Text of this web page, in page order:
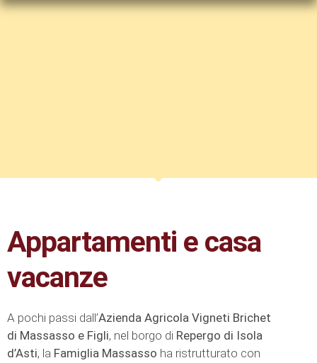
Appartamenti e casa
vacanze
A pochi passi dall’Azienda Agricola Vigneti Brichet
di Massasso e Figli, nel borgo di Repergo di Isola
d’Asti, la Famiglia Massasso ha ristrutturato con